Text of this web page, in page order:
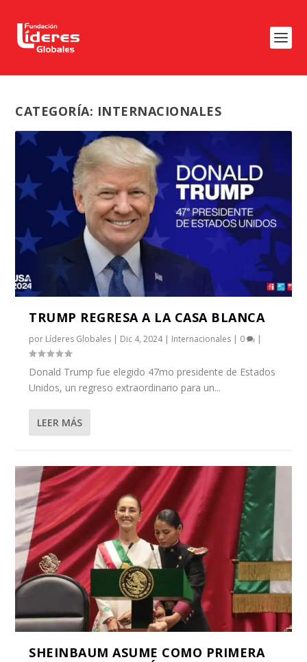
CATEGORÍA: INTERNACIONALES
TRUMP REGRESA A LA CASA BLANCA
por Líderes Globales | Dic 4, 2024| Internacionales | 0 |
Donald Trump fue elegido 47mo presidente de Estados
Unidos, un regreso extraordinario para un...
LEER MÁS
SHEINBAUM ASUME COMO PRIMERA